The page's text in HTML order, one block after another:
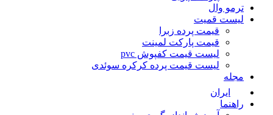
وال
قمیت
قیمت پرده زبرا
قیمت پارکت لمینت
لیست قیمت کفپوش pvc
لیست قیمت پرده کرکره سوئدی
ایران